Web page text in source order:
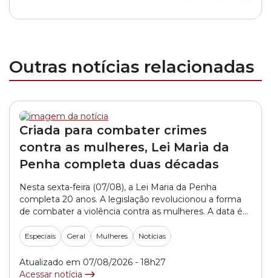
Outras notícias relacionadas
Criada para combater crimes
contra as mulheres, Lei Maria da
Penha completa duas décadas
Nesta sexta-feira (07/08), a Lei Maria da Penha
completa 20 anos. A legislação revolucionou a forma
de combater a violência contra as mulheres. A data é
considerada um marco histórico na forma como esses
crimes de gênero são punidos na nossa sociedade.
Assista à reportagem de Elys Marina para a Rede
Câmara SP:
Especiais Geral Mulheres Notícias
Atualizado em 07/08/2026 - 18h27
Acessar notícia